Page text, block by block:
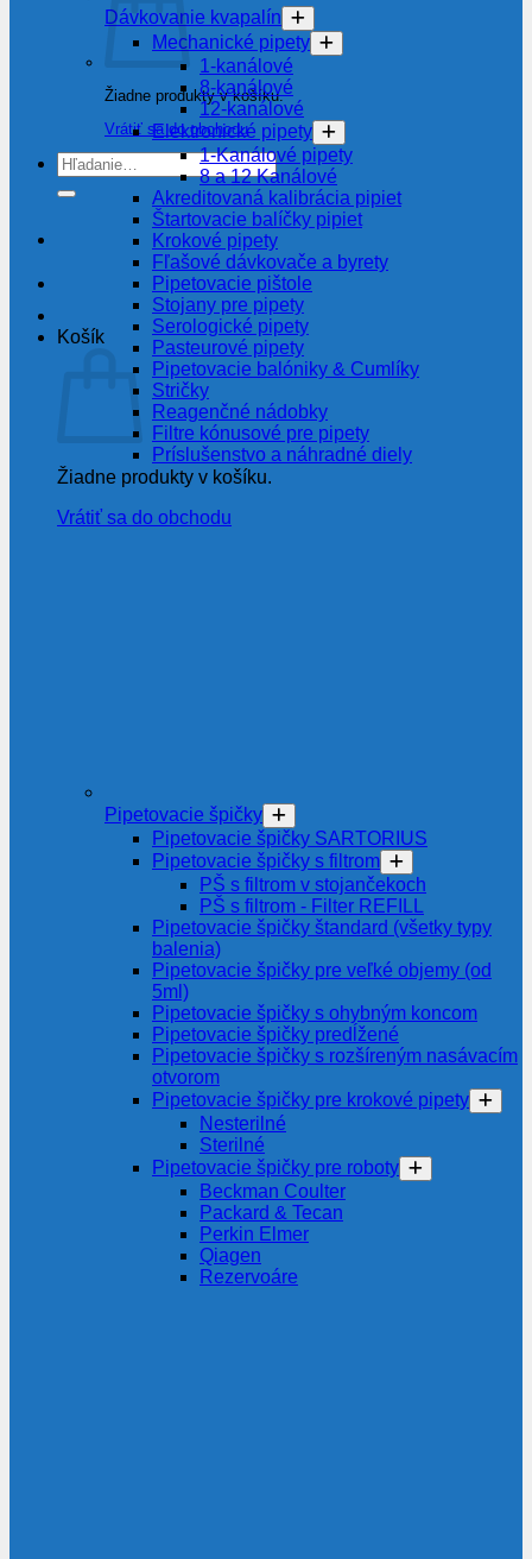
Žiadne produkty v košíku.
Vrátiť sa do obchodu
Hľadať:
Košík
Žiadne produkty v košíku.
Vrátiť sa do obchodu
Dávkovanie kvapalín
Mechanické pipety
1-kanálové
8-kanálové
12-kanálové
Elektronické pipety
1-Kanálové pipety
8 a 12 Kanálové
Akreditovaná kalibrácia pipiet
Štartovacie balíčky pipiet
Krokové pipety
Fľašové dávkovače a byrety
Pipetovacie pištole
Stojany pre pipety
Serologické pipety
Pasteurové pipety
Pipetovacie balóniky & Cumlíky
Stričky
Reagenčné nádobky
Filtre kónusové pre pipety
Príslušenstvo a náhradné diely
Pipetovacie špičky
Pipetovacie špičky SARTORIUS
Pipetovacie špičky s filtrom
PŠ s filtrom v stojančekoch
PŠ s filtrom - Filter REFILL
Pipetovacie špičky štandard (všetky typy
balenia)
Pipetovacie špičky pre veľké objemy (od
5ml)
Pipetovacie špičky s ohybným koncom
Pipetovacie špičky predĺžené
Pipetovacie špičky s rozšíreným nasávacím
otvorom
Pipetovacie špičky pre krokové pipety
Nesterilné
Sterilné
Pipetovacie špičky pre roboty
Beckman Coulter
Packard & Tecan
Perkin Elmer
Qiagen
Rezervoáre